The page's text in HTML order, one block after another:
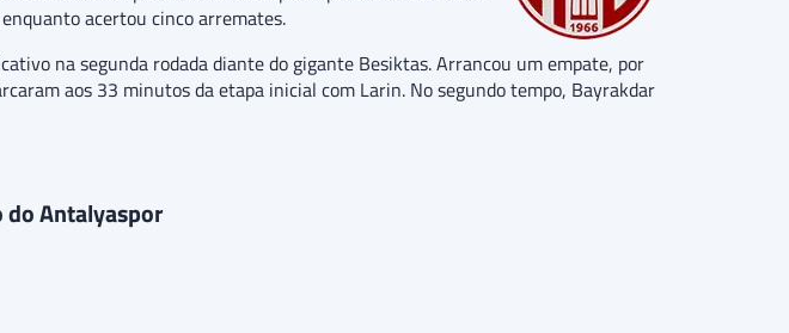
acertou cinco arremates.
na segunda rodada diante do gigante Besiktas. Arrancou um empate, por
aos 33 minutos da etapa inicial com Larin. No segundo tempo, Bayrakdar
do Antalyaspor